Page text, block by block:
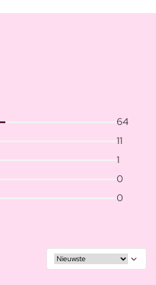
64
11
1
0
0